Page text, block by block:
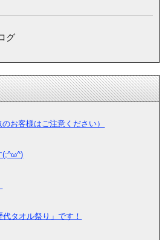
グ
お客様はご注意ください）
(;^ω^)
タオル祭り」です！